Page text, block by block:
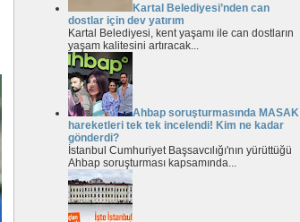
Kartal Belediyesi’nden can
dostlar için dev yatırım
Kartal Belediyesi, kent yaşamı ile can dostların
yaşam kalitesini artıracak...
Ahbap soruşturmasında MASAK
hareketleri tek tek incelendi! Kim ne kadar
gönderdi?
İstanbul Cumhuriyet Başsavcılığı'nın yürüttüğü
Ahbap soruşturması kapsamında...